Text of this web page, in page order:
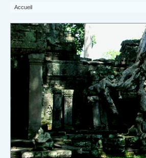
Accueil